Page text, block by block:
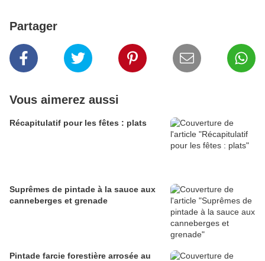
Partager
Vous aimerez aussi
Récapitulatif pour les fêtes : plats
Suprêmes de pintade à la sauce aux
canneberges et grenade
Pintade farcie forestière arrosée au